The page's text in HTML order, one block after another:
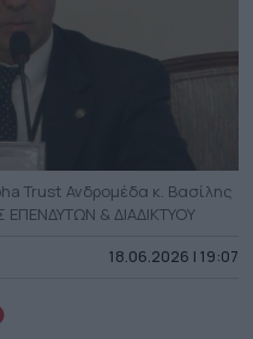
Trust Ανδρομέδα κ. Βασίλης
& ΔΙΑΔΙΚΤΥΟΥ
18.06.2026 | 19:07